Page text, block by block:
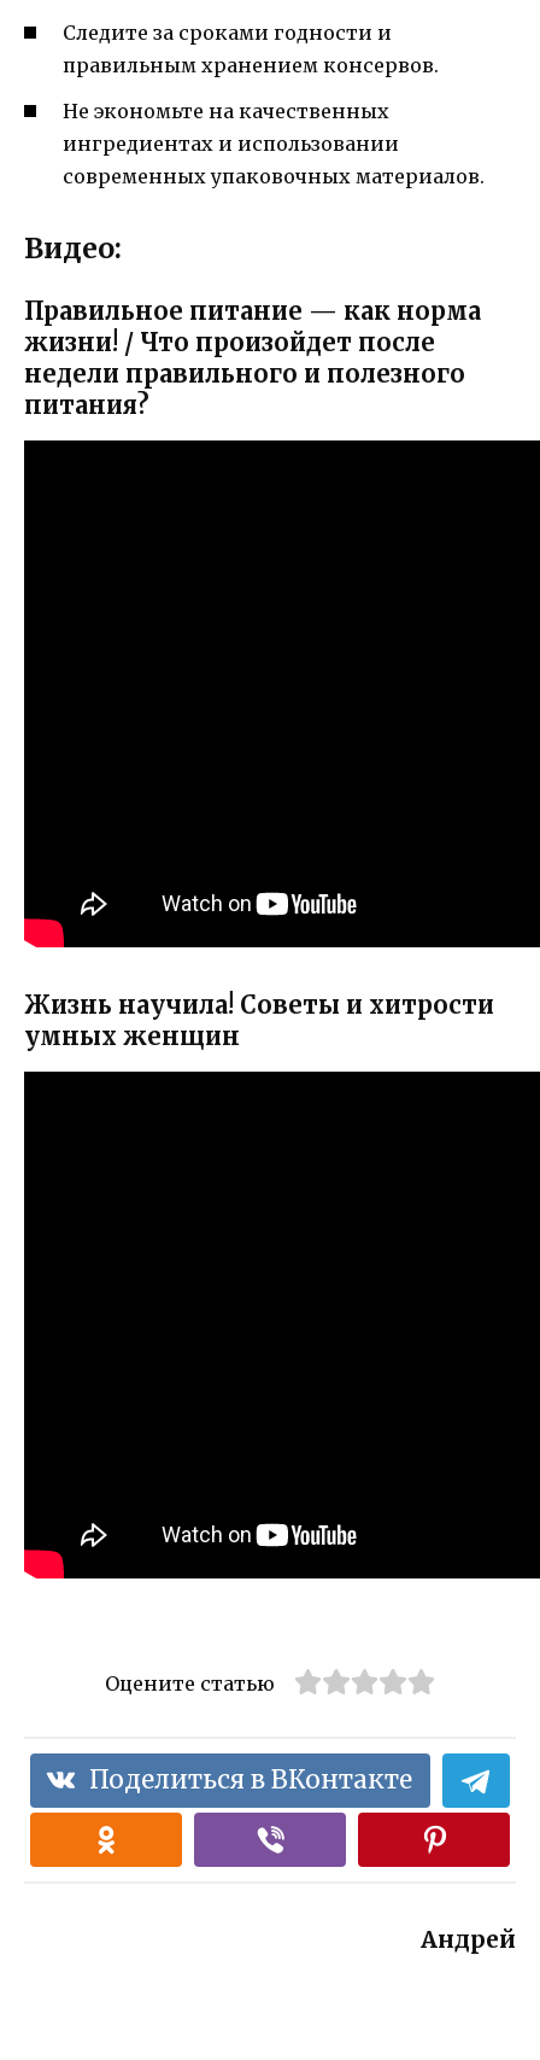
Следите за сроками годности и
правильным хранением консервов.
Не экономьте на качественных
ингредиентах и использовании
современных упаковочных материалов.
Видео:
Правильное питание — как норма
жизни! / Что произойдет после
недели правильного и полезного
питания?
Жизнь научила! Советы и хитрости
умных женщин
Оцените статью
Поделиться в ВКонтакте
Андрей